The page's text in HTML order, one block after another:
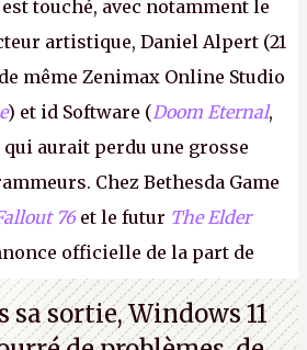
touché, avec notamment le
artistique, Daniel Alpert (21
même Zenimax Online Studio
) et id Software (Doom Eternal,
qui aurait perdu une grosse
Chez Bethesda Game
76 et le futur The Elder
officielle de la part de
des employés confirme
A.
sa sortie, Windows 11